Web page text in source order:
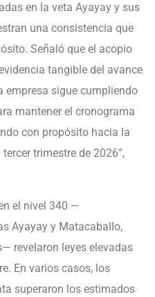
en la veta Ayayay y sus
una consistencia que
Señaló que el acopio
tangible del avance
empresa sigue cumpliendo
mantener el cronograma
con propósito hacia la
trimestre de 2026”,
el nivel 340 —
Ayayay y Matacaballo,
revelaron leyes elevadas
En varios casos, los
superaron los estimados